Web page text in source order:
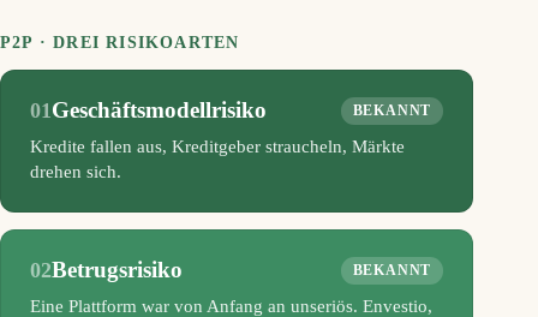
P2P · DREI RISIKOARTEN
01 Geschäftsmodellrisiko BEKANNT
Kredite fallen aus, Kreditgeber straucheln, Märkte
drehen sich.
02Betrugsrisiko BEKANNT
Eine Plattform war von Anfang an unseriös. Envestio,